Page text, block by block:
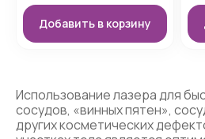
Добавить в корзину
Использование лазера для
сосудов, «винных пятен»,
других косметических